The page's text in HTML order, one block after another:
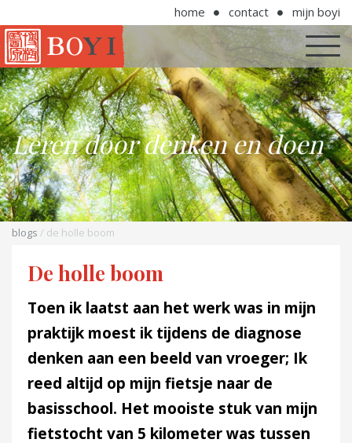
home contact mijn boyi
Leren door denken en doen
blogs / de holle boom
De holle boom
Toen ik laatst aan het werk was in mijn
praktijk moest ik tijdens de diagnose
denken aan een beeld van vroeger; Ik
reed altijd op mijn fietsje naar de
basisschool. Het mooiste stuk van mijn
fietstocht van 5 kilometer was tussen